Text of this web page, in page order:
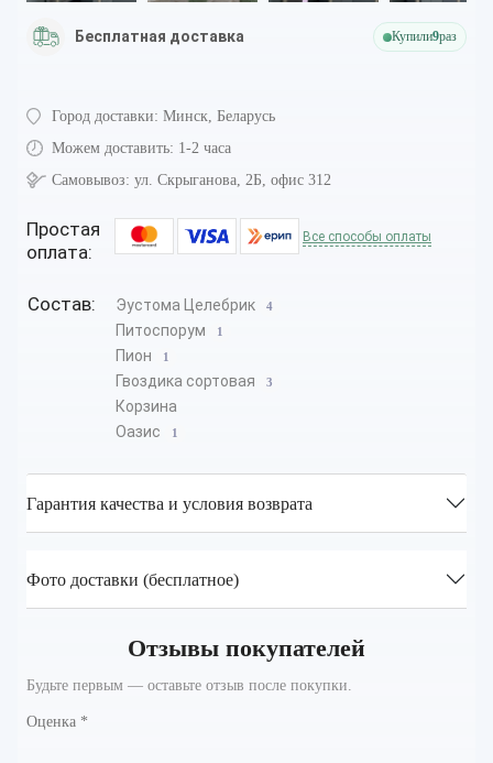
Бесплатная доставка Купили9раз
Город доставки: Минск, Беларусь
Можем доставить: 1-2 часа
Самовывоз: ул. Скрыганова, 2Б, офис 312
Простая
оплата:
Все способы оплаты
Состав: Эустома Целебрик 4
Питоспорум 1
Пион 1
Гвоздика сортовая 3
Корзина
Оазис
1
Гарантия качества и условия возврата
Фото доставки (бесплатное)
Отзывы покупателей
Будьте первым — оставьте отзыв после покупки.
Оценка *